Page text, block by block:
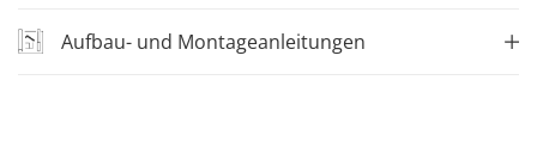
Aufbau- und Montageanleitungen